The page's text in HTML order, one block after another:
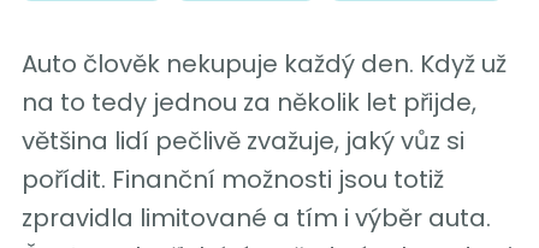
Auto člověk nekupuje každý den. Když už
na to tedy jednou za několik let přijde,
většina lidí pečlivě zvažuje, jaký vůz si
pořídit. Finanční možnosti jsou totiž
zpravidla limitované a tím i výběr auta.